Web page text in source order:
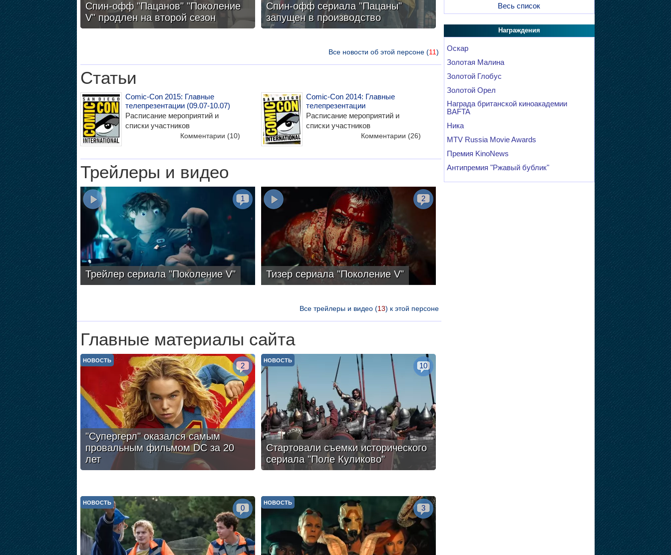
Спин-офф "Пацанов" "Поколение
V" продлен на второй сезон
Спин-офф сериала "Пацаны"
запущен в производство
Все новости об этой персоне (11)
Статьи
Comic-Con 2015: Главные
телепрезентации (09.07-10.07)
Расписание мероприятий и
списки участников
Комментарии (10)
Comic-Con 2014: Главные
телепрезентации
Расписание мероприятий и
списки участников
Комментарии (26)
Трейлеры и видео
Трейлер сериала "Поколение V"
1
Тизер сериала "Поколение V"
2
Все трейлеры и видео (13) к этой персоне
Главные материалы сайта
"Супергерл" оказался самым
провальным фильмом DC за 20
лет
НОВОСТЬ
2
Стартовали съемки исторического
сериала "Поле Куликово"
НОВОСТЬ
10
НОВОСТЬ
0
НОВОСТЬ
3
Весь список
Награждения
Оскар
Золотая Малина
Золотой Глобус
Золотой Орел
Награда британской киноакадемии
BAFTA
Ника
MTV Russia Movie Awards
Премия KinoNews
Антипремия "Ржавый бублик"